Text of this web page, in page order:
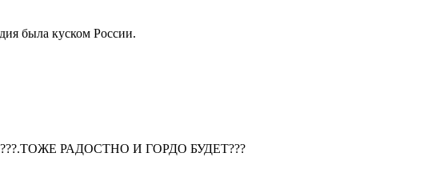
была куском России.
РАДОСТНО И ГОРДО БУДЕТ???